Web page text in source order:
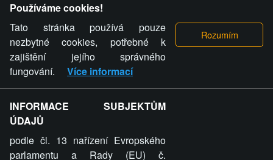
videa a komentáře. Osoba, které se toto opatření provozovatele
stránky týče, ani osoba, která umístila fotografii nebo video na
stránku, nemůže z důvodu odstranění fotografie, videa nebo
komentáře pro výše uvedenou okolnost uplatnit vůči
provozovateli stránky žádný nárok na náhradu škody nebo
nemajetkové újmy.
ZVRÁCENÝ.CZ - Svět není zvrácenej. To jen
ty lidi...
Používáme cookies!
Tato stránka používá pouze
nezbytné cookies, potřebné k
zajištění jejího správného
fungování.
Více informací
INFORMACE SUBJEKTŮM
ÚDAJŮ
podle čl. 13 nařízení Evropského
parlamentu a Rady (EU) č.